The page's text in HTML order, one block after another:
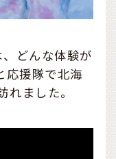
どんな体験が
応援隊で北海
ました。